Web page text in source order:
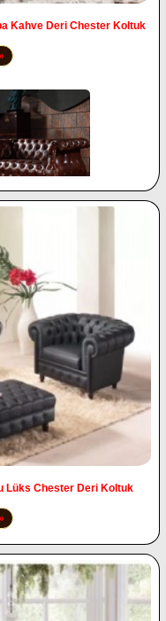
Kahve Deri Chester Koltuk
Lüks Chester Deri Koltuk